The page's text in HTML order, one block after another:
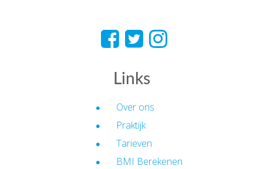
Links
Over ons
Praktijk
Tarieven
BMI Berekenen